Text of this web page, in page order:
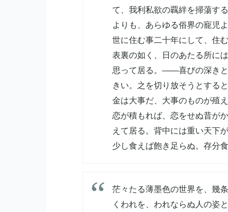
て、我利私欲の覊絆を掃蕩す
よりも、あらゆる俗界の寵児
世に住む事二十年にして、住
表裏の如く、日のあたる所に
思って居る。――喜びの深きと
きい。之を切り放そうとする
金は大事だ、大事のものが殖
恋が積もれば、恋をせぬ昔が
えて居る。背中には重い天下
少し食えば飽き足らぬ。存分
茫々たる薄墨色の世界を、幾
くわれを、われならぬ人の姿